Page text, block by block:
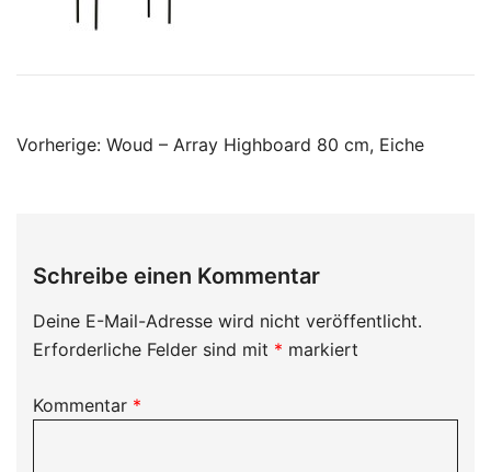
Beitragsnavigation
Vorherige: Woud – Array Highboard 80 cm, Eiche
Schreibe einen Kommentar
Deine E-Mail-Adresse wird nicht veröffentlicht.
Erforderliche Felder sind mit * markiert
Kommentar *